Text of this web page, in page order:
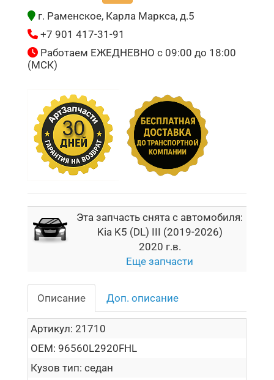
г. Раменское, Карла Маркса, д.5
+7 901 417-31-91
Работаем ЕЖЕДНЕВНО с 09:00 до 18:00
(МСК)
Эта запчасть снята с автомобиля:
Kia K5 (DL) III (2019-2026)
2020 г.в.
Еще запчасти
Описание Доп. описание
Артикул: 21710
OEM: 96560L2920FHL
Кузов тип: седан